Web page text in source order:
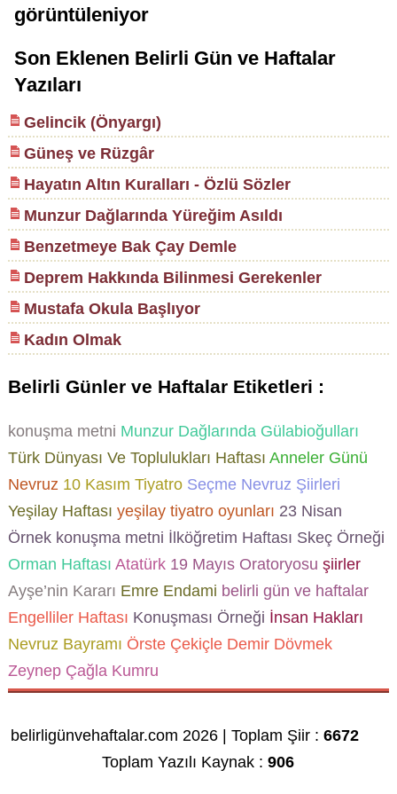
görüntüleniyor
Son Eklenen Belirli Gün ve Haftalar
Yazıları
Gelincik (Önyargı)
Güneş ve Rüzgâr
Hayatın Altın Kuralları - Özlü Sözler
Munzur Dağlarında Yüreğim Asıldı
Benzetmeye Bak Çay Demle
Deprem Hakkında Bilinmesi Gerekenler
Mustafa Okula Başlıyor
Kadın Olmak
Belirli Günler ve Haftalar Etiketleri :
konuşma metni Munzur Dağlarında Gülabioğulları
Türk Dünyası Ve Toplulukları Haftası Anneler Günü
Nevruz10 Kasım TiyatroSeçme Nevruz Şiirleri
Yeşilay Haftası yeşilay tiyatro oyunları 23 Nisan
Örnek konuşma metni İlköğretim Haftası Skeç Örneği
Orman Haftası Atatürk19 Mayıs Oratoryosu şiirler
Ayşe’nin Kararı Emre Endami belirli gün ve haftalar
Engelliler Haftası Konuşması Örneği İnsan Hakları
Nevruz Bayramı Örste Çekiçle Demir Dövmek
Zeynep Çağla Kumru
belirligünvehaftalar.com 2026 | Toplam Şiir :6672
Toplam Yazılı Kaynak :906